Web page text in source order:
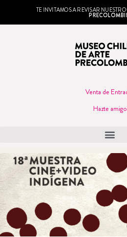
TE INVITAMOS A REVISAR
Venta de
Hazte amigo